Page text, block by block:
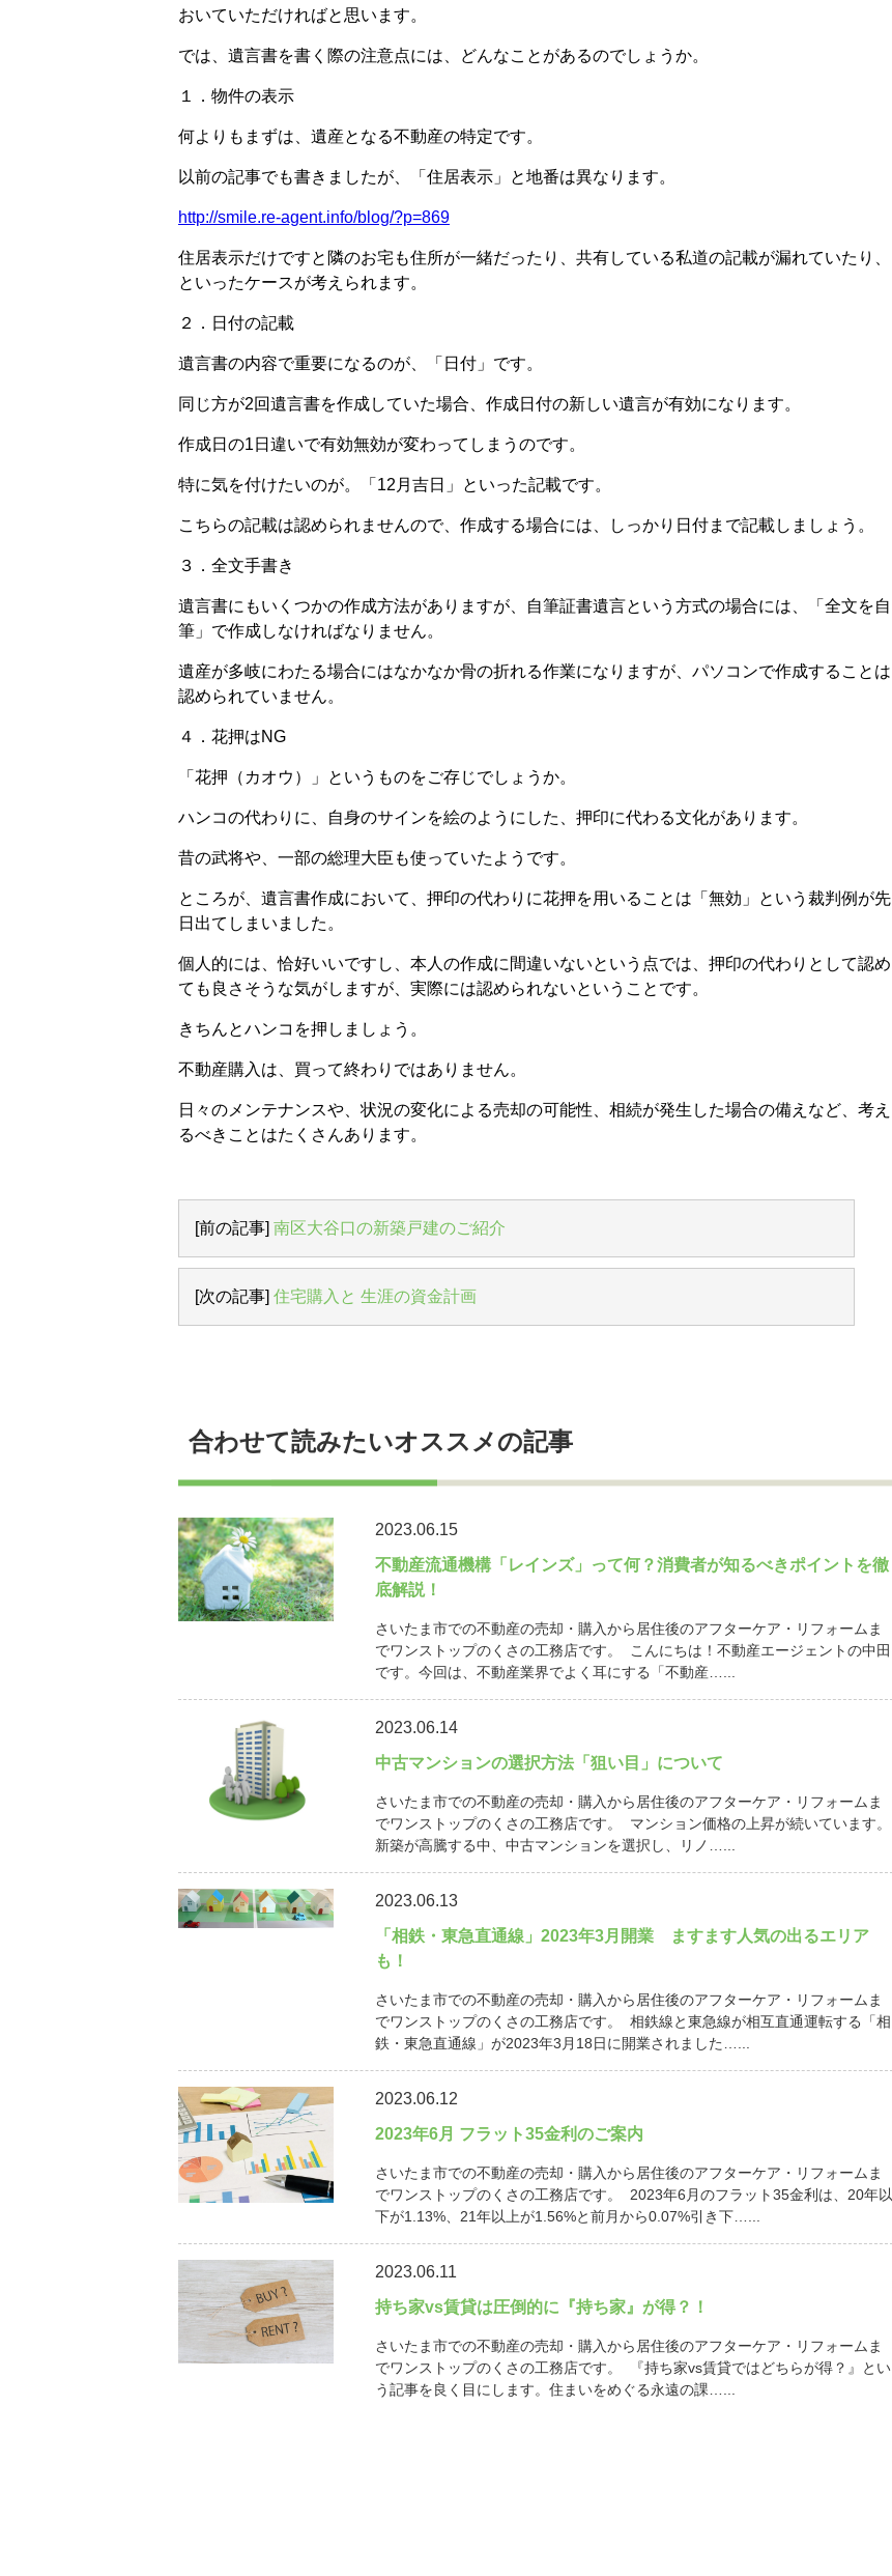
おいていただければと思います。
では、遺言書を書く際の注意点には、どんなことがあるのでしょうか。
１．物件の表示
何よりもまずは、遺産となる不動産の特定です。
以前の記事でも書きましたが、「住居表示」と地番は異なります。
http://smile.re-agent.info/blog/?p=869
住居表示だけですと隣のお宅も住所が一緒だったり、共有している私道の記載が漏れていたり、
といったケースが考えられます。
２．日付の記載
遺言書の内容で重要になるのが、「日付」です。
同じ方が2回遺言書を作成していた場合、作成日付の新しい遺言が有効になります。
作成日の1日違いで有効無効が変わってしまうのです。
特に気を付けたいのが。「12月吉日」といった記載です。
こちらの記載は認められませんので、作成する場合には、しっかり日付まで記載しましょう。
３．全文手書き
遺言書にもいくつかの作成方法がありますが、自筆証書遺言という方式の場合には、「全文を自
筆」で作成しなければなりません。
遺産が多岐にわたる場合にはなかなか骨の折れる作業になりますが、パソコンで作成することは
認められていません。
４．花押はNG
「花押（カオウ）」というものをご存じでしょうか。
ハンコの代わりに、自身のサインを絵のようにした、押印に代わる文化があります。
昔の武将や、一部の総理大臣も使っていたようです。
ところが、遺言書作成において、押印の代わりに花押を用いることは「無効」という裁判例が先
日出てしまいました。
個人的には、恰好いいですし、本人の作成に間違いないという点では、押印の代わりとして認め
ても良さそうな気がしますが、実際には認められないということです。
きちんとハンコを押しましょう。
不動産購入は、買って終わりではありません。
日々のメンテナンスや、状況の変化による売却の可能性、相続が発生した場合の備えなど、考え
るべきことはたくさんあります。
[前の記事] 南区大谷口の新築戸建のご紹介
[次の記事] 住宅購入と 生涯の資金計画
合わせて読みたいオススメの記事
2023.06.15
不動産流通機構「レインズ」って何？消費者が知るべきポイントを徹
底解説！
さいたま市での不動産の売却・購入から居住後のアフターケア・リフォームま
でワンストップのくさの工務店です。 こんにちは！不動産エージェントの中田
です。今回は、不動産業界でよく耳にする「不動産…...
2023.06.14
中古マンションの選択方法「狙い目」について
さいたま市での不動産の売却・購入から居住後のアフターケア・リフォームま
でワンストップのくさの工務店です。 マンション価格の上昇が続いています。
新築が高騰する中、中古マンションを選択し、リノ…...
2023.06.13
「相鉄・東急直通線」2023年3月開業 ますます人気の出るエリア
も！
さいたま市での不動産の売却・購入から居住後のアフターケア・リフォームま
でワンストップのくさの工務店です。 相鉄線と東急線が相互直通運転する「相
鉄・東急直通線」が2023年3月18日に開業されました…...
2023.06.12
2023年6月 フラット35金利のご案内
さいたま市での不動産の売却・購入から居住後のアフターケア・リフォームま
でワンストップのくさの工務店です。 2023年6月のフラット35金利は、20年以
下が1.13%、21年以上が1.56%と前月から0.07%引き下…...
2023.06.11
持ち家vs賃貸は圧倒的に『持ち家』が得？！
さいたま市での不動産の売却・購入から居住後のアフターケア・リフォームま
でワンストップのくさの工務店です。 『持ち家vs賃貸ではどちらが得？』とい
う記事を良く目にします。住まいをめぐる永遠の課…...